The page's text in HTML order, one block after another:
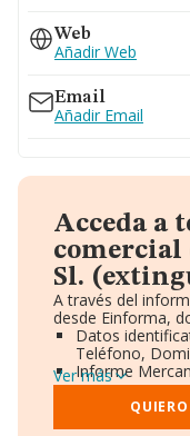
Web
Añadir Web
Email
Añadir Email
Acceda a
comercial
Sl.
A través del
desde Einforma,
Datos
Teléfono,
Informe
Gráficos de
Consejo de
Directivos y
Ver más